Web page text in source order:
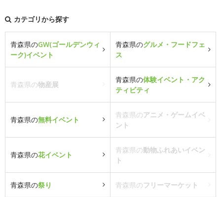
カテゴリから探す
青森県のGW(ゴールデンウィ
ーク)イベント
青森県のグルメ・フードフェ
ス
青森県の物産展
青森県の体験イベント・アク
ティビティ
青森県の無料イベント
青森県のアニメ・ゲームイベ
ント
青森県の花イベント
青森県の動物ふれあいイベン
ト
青森県の祭り 青森県のフリーマーケット